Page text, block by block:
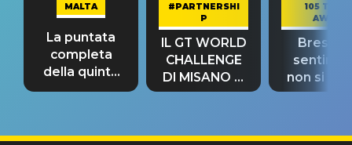
MALTA
La puntata
completa
della quinta
tappa
#PARTNERSHI
P
IL GT WORLD
CHALLENGE
DI MISANO si
riconferma
105 TAKE
AWAY
Bresh:
non si
fino alla